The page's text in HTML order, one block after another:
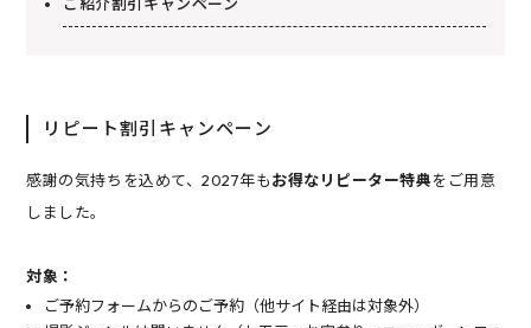
リピート割引キャンペーン
感謝の気持ちを込めて、2027年もお得なリピーター特典をご用意
しました。
対象：
ご予約フォームからのご予約（他サイト経由は対象外）